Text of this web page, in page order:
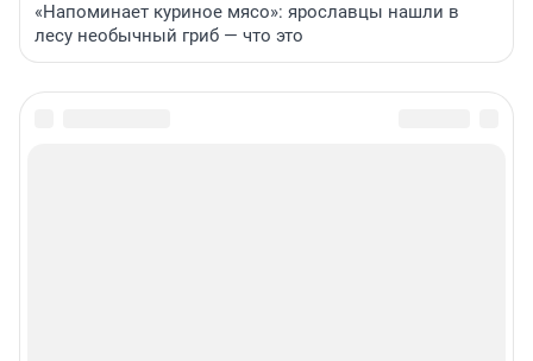
«Напоминает куриное мясо»: ярославцы нашли в
лесу необычный гриб — что это